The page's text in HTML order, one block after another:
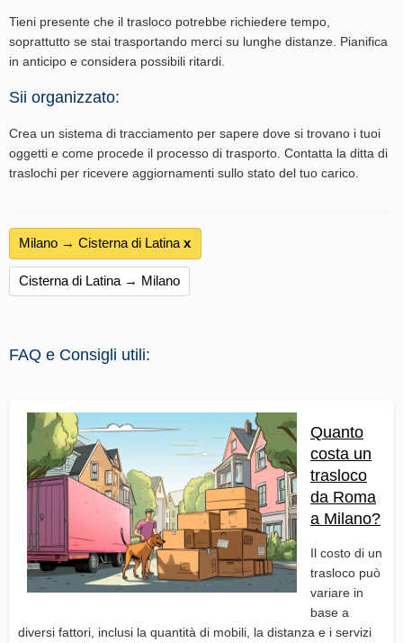
Tieni presente che il trasloco potrebbe richiedere tempo,
soprattutto se stai trasportando merci su lunghe distanze. Pianifica
in anticipo e considera possibili ritardi.
Sii organizzato:
Crea un sistema di tracciamento per sapere dove si trovano i tuoi
oggetti e come procede il processo di trasporto. Contatta la ditta di
traslochi per ricevere aggiornamenti sullo stato del tuo carico.
Milano → Cisterna di Latina х
Cisterna di Latina → Milano
FAQ e Consigli utili:
Quanto
costa un
trasloco
da Roma
a Milano?
Il costo di un
trasloco può
variare in
base a
diversi fattori, inclusi la quantità di mobili, la distanza e i servizi